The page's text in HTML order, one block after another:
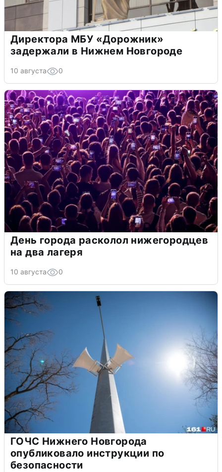
Директора МБУ «Дорожник»
задержали в Нижнем Новгороде
10 августа 0
День города расколол нижегородцев
на два лагеря
10 августа 0
ГОЧС Нижнего Новгорода
опубликовало инструкции по
безопасности